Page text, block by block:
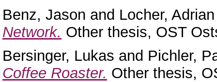
Benz, Jason and Locher, Adrian
Network. Other thesis, OST
Bersinger, Lukas and Pichler,
Coffee Roaster. Other thesis,